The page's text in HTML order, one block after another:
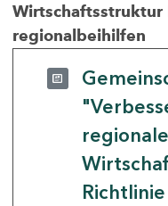
Wirtschaftsstruktur
regionalbeihilfen
Richtlinie